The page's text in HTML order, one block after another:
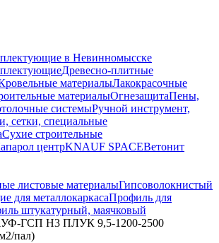
в Невинномысске
Древесно-плитные
материалыЛакокрасочные
материалыОгнезащитаПены,
системыРучной инструмент,
сетки, специальные
Сухие строительные
центрKNAUF SPACEВетонит
листовые материалыГипсоволокнистый
для металлокаркасаПрофиль для
штукатурный, маячковый
ГСП H3 ПЛУК 9,5-1200-2500
пал)